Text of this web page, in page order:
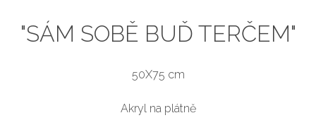
"SÁM SOBĚ BUĎ TERČEM"
50X75 cm
Akryl na plátně